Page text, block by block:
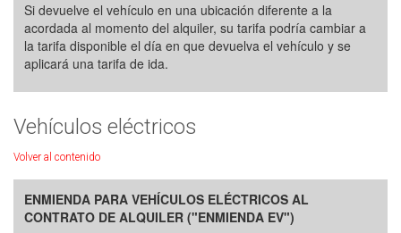
Si devuelve el vehículo en una ubicación diferente a la
acordada al momento del alquiler, su tarifa podría cambiar a
la tarifa disponible el día en que devuelva el vehículo y se
aplicará una tarifa de ida.
Vehículos eléctricos
Volver al contenido
ENMIENDA PARA VEHÍCULOS ELÉCTRICOS AL
CONTRATO DE ALQUILER ("ENMIENDA EV")